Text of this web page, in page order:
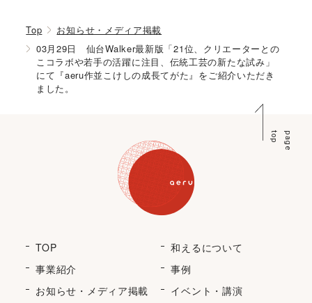
Top
お知らせ・メディア掲載
03月29日 仙台Walker最新版「21位、クリエーターとの
こコラボや若手の活躍に注目、伝統工芸の新たな試み」
にて『aeru作並こけしの成長てがた』をご紹介いただき
ました。
p
a
g
e
t
o
p
TOP
和えるについて
事業紹介
事例
お知らせ・メディア掲載
イベント・講演